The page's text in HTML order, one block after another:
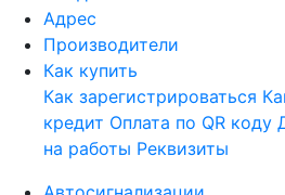
Адрес
Производители
Как купить
Как зарегистрироваться
кредит Оплата по QR коду
на работы Реквизиты